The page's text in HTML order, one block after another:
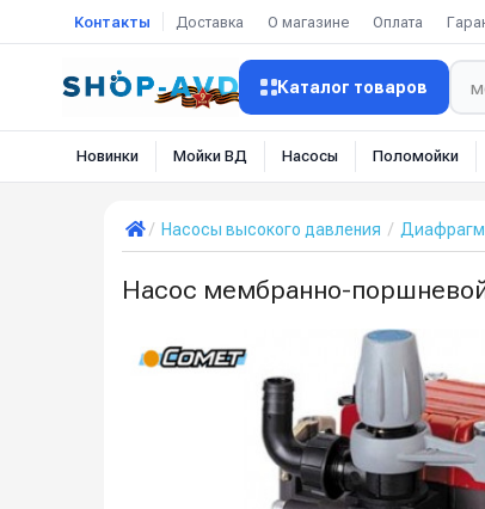
Контакты Доставка О магазине Оплата
Каталог товаров
Новинки Мойки ВД Насосы Поломойки
Насосы высокого давления
Насос мембранно-